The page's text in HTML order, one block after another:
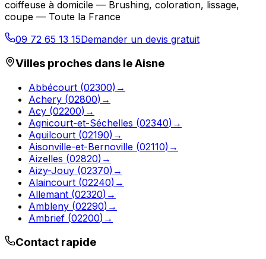
coiffeuse à domicile — Brushing, coloration, lissage,
coupe — Toute la France
09 72 65 13 15Demander un devis gratuit
Villes proches dans leAisne
Abbécourt (02300) →
Achery (02800) →
Acy (02200) →
Agnicourt-et-Séchelles (02340) →
Aguilcourt (02190) →
Aisonville-et-Bernoville (02110) →
Aizelles (02820) →
Aizy-Jouy (02370) →
Alaincourt (02240) →
Allemant (02320) →
Ambleny (02290) →
Ambrief (02200) →
Contact rapide